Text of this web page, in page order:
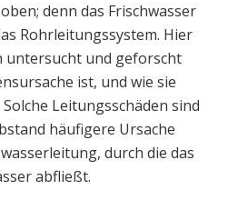
denn das Frischwasser
Rohrleitungssystem. Hier
untersucht und geforscht
ist, und wie sie
Leitungsschäden sind
häufigere Ursache
durch die das
abfließt.